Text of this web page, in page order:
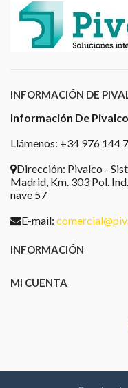
INFORMACIÓN DE
Información De Pivalco
Llámenos: +34 976 144
Dirección: Pivalco -
Madrid, Km. 303 Pol.
nave 57
E-mail:
INFORMACIÓN
MI CUENTA